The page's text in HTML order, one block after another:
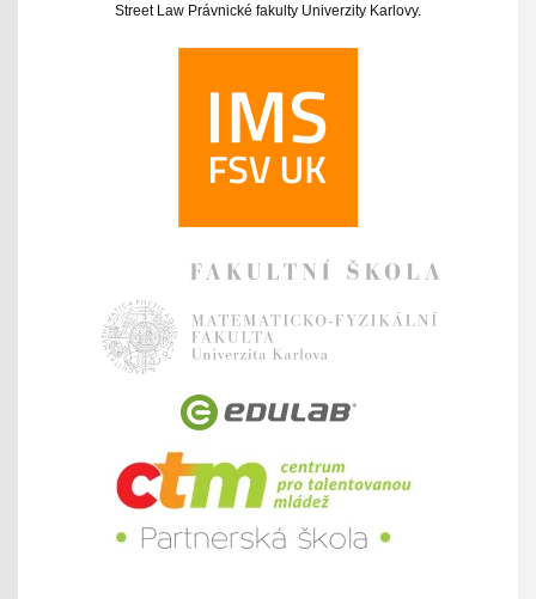
Street Law Právnické fakulty Univerzity Karlovy.